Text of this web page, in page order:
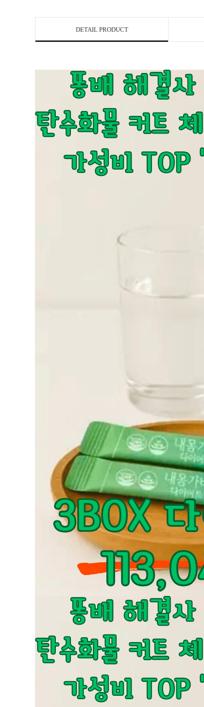
DETAIL PRODUCT